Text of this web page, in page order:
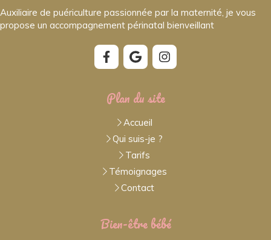
Auxiliaire de puériculture passionnée par la maternité, je vous
propose un accompagnement périnatal bienveillant
Plan du site
Accueil
Qui suis-je ?
Tarifs
Témoignages
Contact
Bien-être bébé